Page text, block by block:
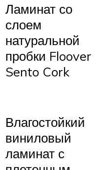
Ламинат со
слоем
натуральной
пробки Floover
Sento Cork
Влагостойкий
виниловый
ламинат с